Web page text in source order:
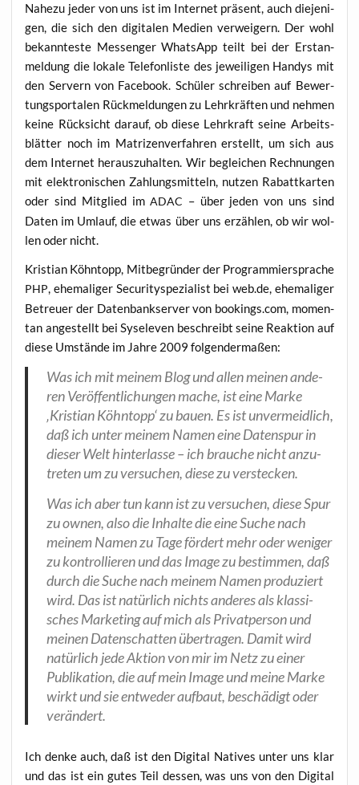
Nahe­zu jeder von uns ist im Inter­net prä­sent, auch die­je­ni­
gen, die sich den digi­ta­len Medi­en ver­wei­gern. Der wohl
bekann­tes­te Mes­sen­ger Whats­App teilt bei der Erst­an­
mel­dung die loka­le Tele­fon­lis­te des jewei­li­gen Han­dys mit
den Ser­vern von Face­book. Schü­ler schrei­ben auf Bewer­
tungs­por­ta­len Rück­mel­dun­gen zu Lehr­kräf­ten und neh­men
kei­ne Rück­sicht dar­auf, ob die­se Lehr­kraft sei­ne Arbeits­
blät­ter noch im Matri­zen­ver­fah­ren erstellt, um sich aus
dem Inter­net her­aus­zu­hal­ten. Wir beglei­chen Rech­nun­gen
mit elek­tro­ni­schen Zah­lungs­mit­teln, nut­zen Rabatt­kar­ten
oder sind Mit­glied imADAC – über jeden von uns sind
Daten im Umlauf, die etwas über uns erzäh­len, ob wir wol­
len oder nicht.
Kris­ti­an Köhn­topp, Mit­be­grün­der der Pro­gram­mier­spra­che
PHP, ehe­ma­li­ger Secu­ri­ty­spe­zia­list bei web.de, ehe­ma­li­ger
Betreu­er der Daten­bank­ser­ver von bookings.com, momen­
tan ange­stellt bei Syse­le­ven beschreibt sei­ne Reak­ti­on auf
die­se Umstän­de im Jah­re 2009 folgendermaßen:
Was ich mit mei­nem Blog und allen mei­nen ande­
ren Ver­öf­fent­li­chun­gen mache, ist eine Mar­ke
‚Kris­ti­an Köhn­topp‘ zu bau­en. Es ist unver­meid­lich,
daß ich unter mei­nem Namen eine Daten­spur in
die­ser Welt hin­ter­las­se – ich brau­che nicht anzu­
tre­ten um zu ver­su­chen, die­se zu verstecken.
Was ich aber tun kann ist zu ver­su­chen, die­se Spur
zu ownen, also die Inhal­te die eine Suche nach
mei­nem Namen zu Tage för­dert mehr oder weni­ger
zu kon­trol­lie­ren und das Image zu bestim­men, daß
durch die Suche nach mei­nem Namen pro­du­ziert
wird. Das ist natür­lich nichts ande­res als klas­si­
sches Mar­ke­ting auf mich als Pri­vat­per­son und
mei­nen Daten­schat­ten über­tra­gen. Damit wird
natür­lich jede Akti­on von mir im Netz zu einer
Publi­ka­ti­on, die auf mein Image und mei­ne Mar­ke
wirkt und sie ent­we­der auf­baut, beschä­digt oder
verändert.
Ich den­ke auch, daß ist den Digi­tal Nati­ves unter uns klar
und das ist ein gutes Teil des­sen, was uns von den Digi­tal